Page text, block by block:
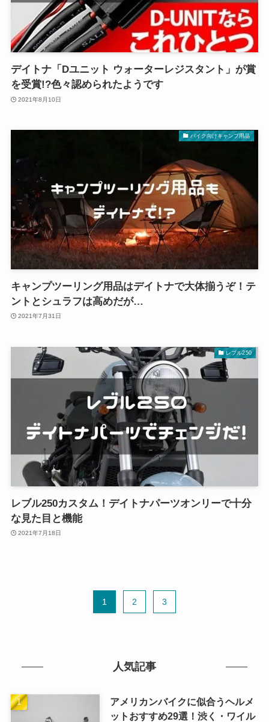
デイトナ「Dユニット ウォーターレジスタント」が賞
を受賞!?色々認められたようです
2021年8月10日
バイク向けキャンプ用品
キャンプツーリング用品はデイトナで大体揃うぞ！テ
ントとシュラフは高めだが…
2021年7月31日
レブル250
レブル250カスタム！デイトナパーツオンリーで十分
な見た目と機能
2021年7月18日
1 2 3
人気記事
アメリカンバイクに似合うヘルメ
ットおすすめ29選！渋く・ワイル